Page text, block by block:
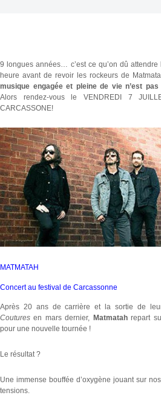
9 longues années… c’est ce qu’on dû
heure avant de revoir les rockeurs de
musique engagée et pleine de vie n’est
Alors rendez-vous le VENDREDI 7
CARCASSONE!
MATMATAH
Concert au festival de Carcassonne
Après 20 ans de carrière et la sortie de
Couturesen mars dernier, Matmatahrepart
pour une nouvelle tournée !
Le résultat ?
Une immense bouffée d’oxygène jouant sur
tensions.